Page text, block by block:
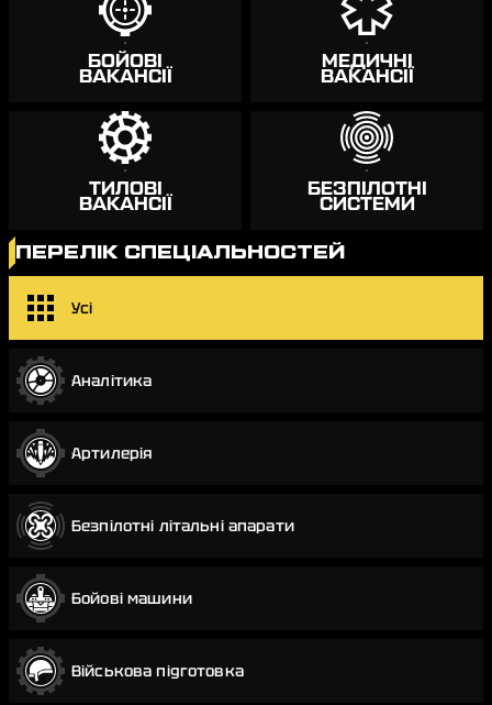
БОЙОВІ
ВАКАНСІЇ
МЕДИЧНІ
ВАКАНСІЇ
ТИЛОВІ
ВАКАНСІЇ
БЕЗПІЛОТНІ
СИСТЕМИ
ПЕРЕЛІК СПЕЦІАЛЬНОСТЕЙ
Усі
Аналітика
Артилерія
Безпілотні літальні апарати
Бойові машини
Військова підготовка